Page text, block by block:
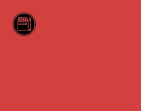
Web coloriage